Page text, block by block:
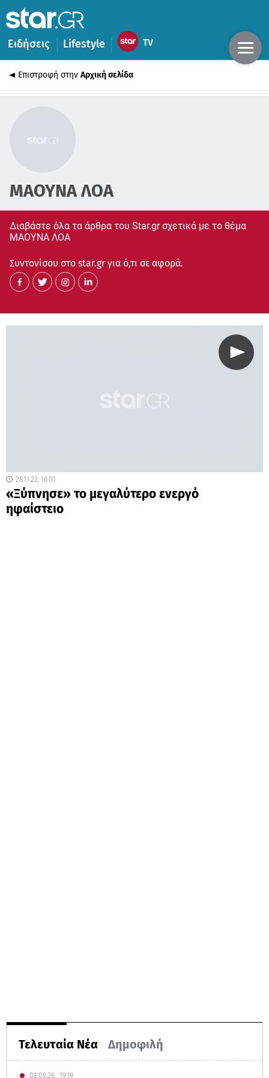
Ειδήσεις Lifestyle
Επιστροφή στην Αρχική σελίδα
ΜΑΟΥΝΑ ΛΟΑ
Διαβάστε όλα τα άρθρα του Star.gr σχετικά με το θέμα
ΜΑΟΥΝΑ ΛΟΑ
Συντονίσου στο star.gr για ό,τι σε αφορά.
28.11.22, 16:01
«Ξύπνησε» το μεγαλύτερο ενεργό
ηφαίστειο
Τελευταία Νέα Δημοφιλή
08.08.26 , 19:19